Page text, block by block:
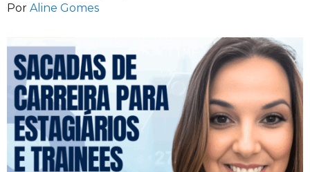
Por Aline Gomes